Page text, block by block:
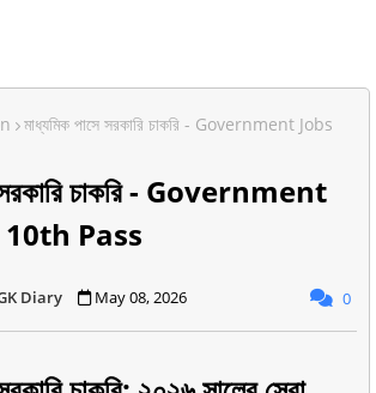
মাধ্যমিক পাসে সরকারি চাকরি - Government Jobs
সরকারি চাকরি - Government
Pass
Diary May 08, 2026 0